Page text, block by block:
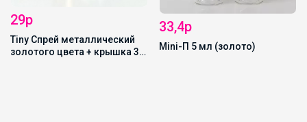
33,4р
Mini-П 5 мл (золото)
10р
Приспособа для